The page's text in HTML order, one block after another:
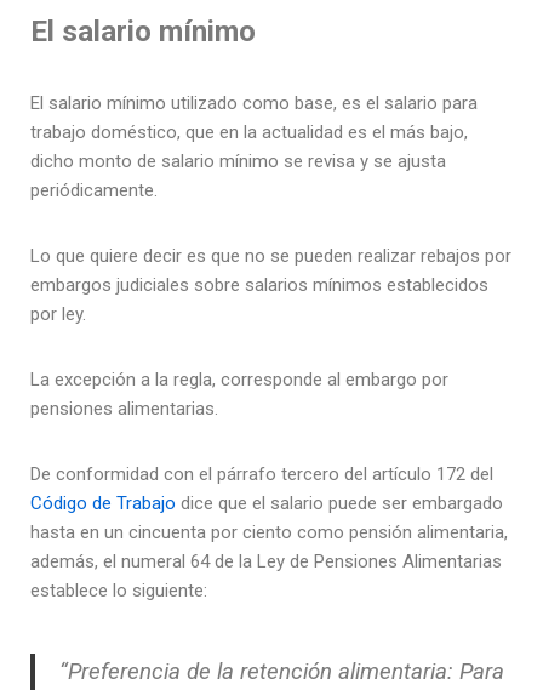
El salario mínimo
El salario mínimo utilizado como base, es el salario para
trabajo doméstico, que en la actualidad es el más bajo,
dicho monto de salario mínimo se revisa y se ajusta
periódicamente.
Lo que quiere decir es que no se pueden realizar rebajos por
embargos judiciales sobre salarios mínimos establecidos
por ley.
La excepción a la regla, corresponde al embargo por
pensiones alimentarias.
De conformidad con el párrafo tercero del artículo 172 del
Código de Trabajo dice que el salario puede ser embargado
hasta en un cincuenta por ciento como pensión alimentaria,
además, el numeral 64 de la Ley de Pensiones Alimentarias
establece lo siguiente:
“Preferencia de la retención alimentaria: Para